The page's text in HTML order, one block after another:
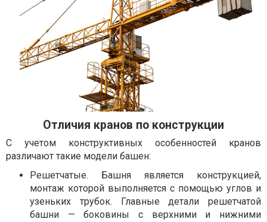
Отличия кранов по конструкции
С учетом конструктивных особенностей кранов
различают такие модели башен:
Решетчатые. Башня является конструкцией,
монтаж которой выполняется с помощью углов и
узеньких трубок. Главные детали решетчатой
башни — боковины с верхними и нижними